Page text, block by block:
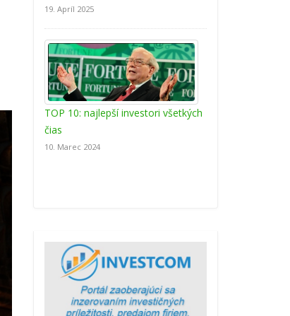
19. Apríl 2025
TOP 10: najlepší investori všetkých
čias
10. Marec 2024